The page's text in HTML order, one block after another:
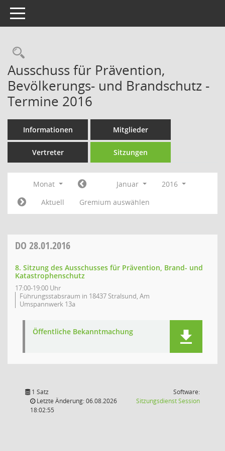
Toggle navigation
Rechercheauswahl
Ausschuss für Prävention,
Bevölkerungs- und Brandschutz -
Termine 2016
Informationen Mitglieder
Vertreter Sitzungen
Monat Januar
2016
Aktuell
Gremium auswählen
DO 28.01.2016
8. Sitzung des Ausschusses für Prävention, Brand- und
Katastrophenschutz
17:00-19:00 Uhr
Führungsstabsraum in 18437 Stralsund, Am
Umspannwerk 13a
Öffentliche Bekanntmachung
1 Satz
Letzte Änderung: 06.08.2026
18:02:55
Software:
SitzungsdienstSession(Wird in